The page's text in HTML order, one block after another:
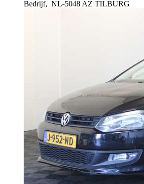
Bedrijf, NL-5048 AZ TILBURG